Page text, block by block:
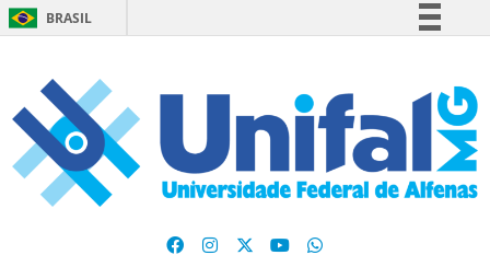
BRASIL
Participe
Acesso à informação
Legislação